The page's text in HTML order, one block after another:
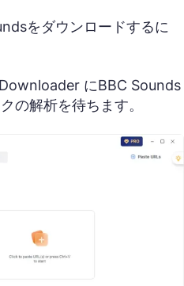
をダウンロードするに
にBBC Sounds
の解析を待ちます。